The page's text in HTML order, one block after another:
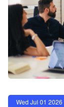
Wed Jul 01 2026